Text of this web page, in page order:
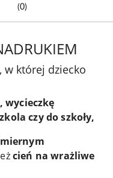
(0)
w której dziecko
wycieczkę
czy do szkoły,
cień na wrażliwe